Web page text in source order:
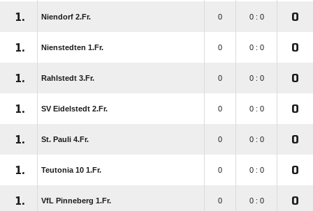
1. Niendorf 2.Fr. 0 0 : 0 0
1. Nienstedten 1.Fr. 0 0 : 0 0
1. Rahlstedt 3.Fr. 0 0 : 0 0
1. SV Eidelstedt 2.Fr. 0 0 : 0 0
1. St. Pauli 4.Fr. 0 0 : 0 0
1. Teutonia 10 1.Fr. 0 0 : 0 0
1. VfL Pinneberg 1.Fr. 0 0 : 0 0